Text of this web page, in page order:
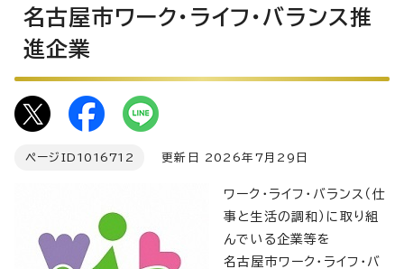
名古屋市ワーク・ライフ・バランス推
進企業
ページID 1016712 更新日 2026年7月29日
ワーク・ライフ・バランス（仕
事と生活の調和）に取り組
んでいる企業等を
名古屋市ワーク・ライフ・バ